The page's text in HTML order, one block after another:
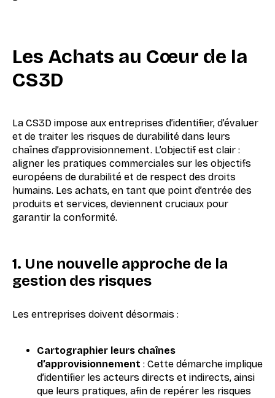
Les Achats au Cœur de la
CS3D
La CS3D impose aux entreprises d’identifier, d’évaluer
et de traiter les risques de durabilité dans leurs
chaînes d’approvisionnement. L’objectif est clair :
aligner les pratiques commerciales sur les objectifs
européens de durabilité et de respect des droits
humains. Les achats, en tant que point d’entrée des
produits et services, deviennent cruciaux pour
garantir la conformité.
1. Une nouvelle approche de la
gestion des risques
Les entreprises doivent désormais :
Cartographier leurs chaînes
d’approvisionnement : Cette démarche implique
d’identifier les acteurs directs et indirects, ainsi
que leurs pratiques, afin de repérer les risques